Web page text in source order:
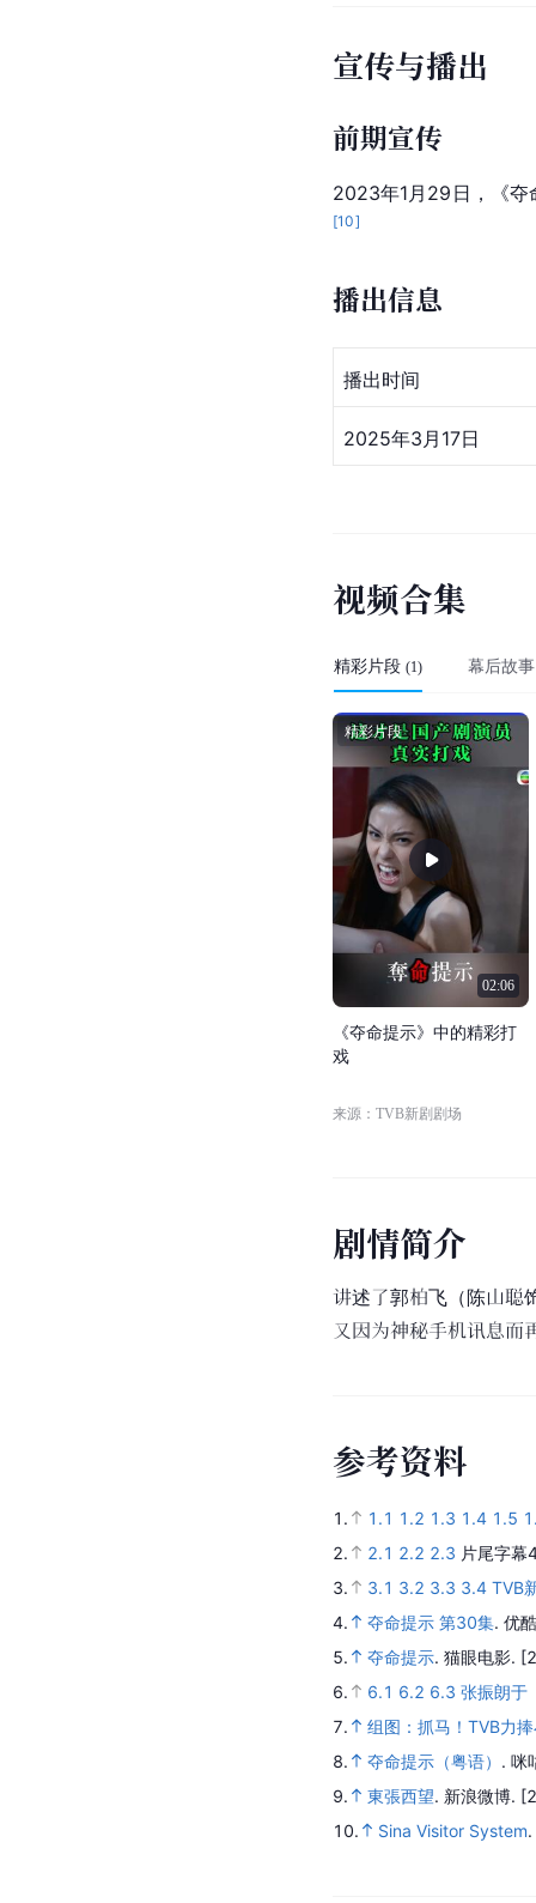
宣传与播出
前期宣传
2023年1月29日，《夺
[10]
播出信息
播出时间
2025年3月17日
视频合集
精彩片段 (1) 幕后故事
02:06
精彩片段
《夺命提示》 中的精彩打
戏
来源：TVB新剧剧场
剧情简介
讲述了郭柏飞（陈山聪
又因为神秘手机讯息而
参考资料
1. 1.1 1.2 1.3 1.4 1.5
2.
2.1 2.2 2.3 片尾字
3.
3.1 3.2 3.3 3.4 TVB
4.
夺命提示 第30集. 优
5.
夺命提示. 猫眼电影.
6.
6.1 6.2 6.3 张振朗于
7.
组图：抓马！TVB力
8.
夺命提示（粤语） . 咪
9.
東張西望. 新浪微博.
10.
Sina Visitor System.